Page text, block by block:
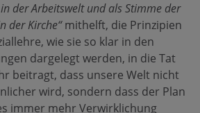
der Arbeitswelt und als Stimme der
der Kirche“mithelft, die Prinzipien
wie sie so klar in den
dargelegt werden, in die Tat
beitragt, dass unsere Welt nicht
wird, sondern dass der Plan
immer mehr Verwirklichung